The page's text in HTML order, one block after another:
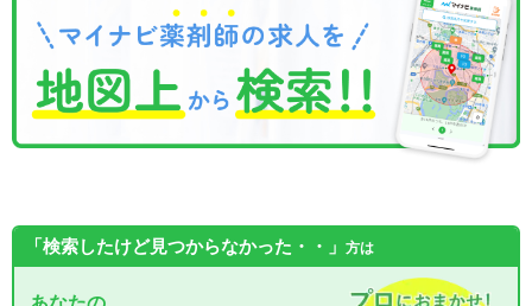
「検索したけど見つからなかった・・」 方は